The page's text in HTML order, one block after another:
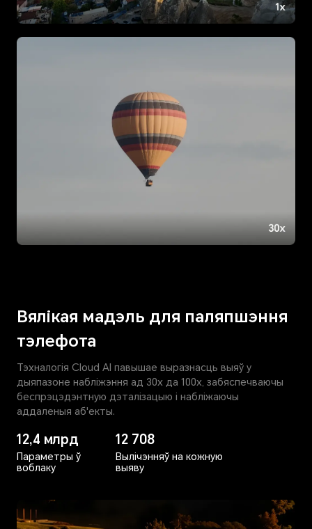
Вялікая мадэль для паляпшэння
тэлефота
Тэхналогія Cloud AI павышае выразнасць выяў у
дыяпазоне набліжэння ад 30х да 100х, забяспечваючы
беспрэцэдэнтную дэталізацыю і набліжаючы
аддаленыя аб'екты.
12,4 млрд
Параметры ў
воблаку
12 708
Вылічэнняў на кожную
выяву